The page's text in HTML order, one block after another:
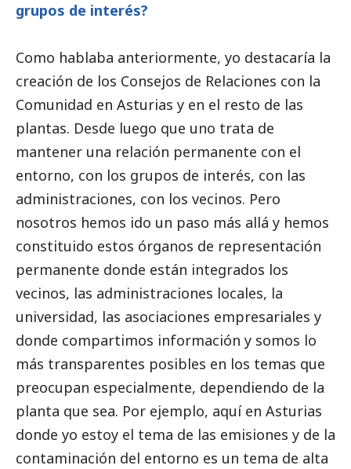
grupos de interés?
Como hablaba anteriormente, yo destacaría la
creación de los Consejos de Relaciones con la
Comunidad en Asturias y en el resto de las
plantas. Desde luego que uno trata de
mantener una relación permanente con el
entorno, con los grupos de interés, con las
administraciones, con los vecinos. Pero
nosotros hemos ido un paso más allá y hemos
constituido estos órganos de representación
permanente donde están integrados los
vecinos, las administraciones locales, la
universidad, las asociaciones empresariales y
donde compartimos información y somos lo
más transparentes posibles en los temas que
preocupan especialmente, dependiendo de la
planta que sea. Por ejemplo, aquí en Asturias
donde yo estoy el tema de las emisiones y de la
contaminación del entorno es un tema de alta